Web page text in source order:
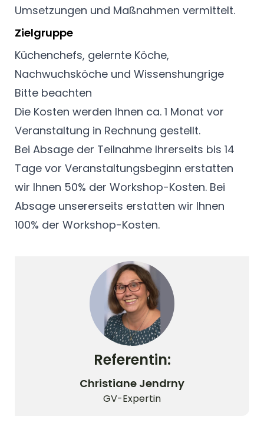
Umsetzungen und Maßnahmen vermittelt.
Zielgruppe
Küchenchefs, gelernte Köche,
Nachwuchsköche und Wissenshungrige
Bitte beachten
Die Kosten werden Ihnen ca. 1 Monat vor
Veranstaltung in Rechnung gestellt.
Bei Absage der Teilnahme Ihrerseits bis 14
Tage vor Veranstaltungsbeginn erstatten
wir Ihnen 50% der Workshop-Kosten. Bei
Absage unsererseits erstatten wir Ihnen
100% der Workshop-Kosten.
© Christiane Jendrny
Referentin:
Christiane Jendrny
GV-Expertin